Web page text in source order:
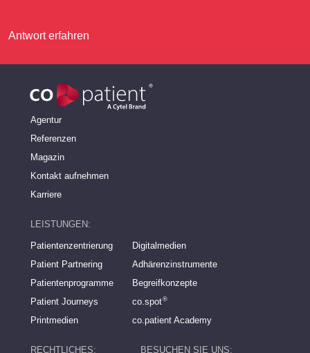
Antwort erfahren
Agentur
Referenzen
Magazin
Kontakt aufnehmen
Karriere
LEISTUNGEN:
Patienten­­zentrierung
Patient Partnering
Patienten­programme
Patient Journeys
Printmedien
Digitalmedien
Adhärenz­instrumente
Begreifkonzepte
co.spot®
co.patient Academy
RECHTLICHES: BESUCHEN SIE UNS: